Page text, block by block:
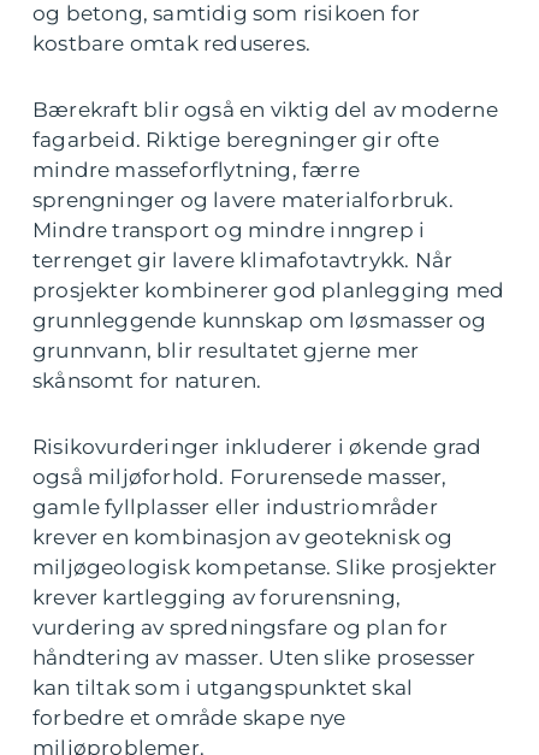
og betong, samtidig som risikoen for
kostbare omtak reduseres.
Bærekraft blir også en viktig del av moderne
fagarbeid. Riktige beregninger gir ofte
mindre masseforflytning, færre
sprengninger og lavere materialforbruk.
Mindre transport og mindre inngrep i
terrenget gir lavere klimafotavtrykk. Når
prosjekter kombinerer god planlegging med
grunnleggende kunnskap om løsmasser og
grunnvann, blir resultatet gjerne mer
skånsomt for naturen.
Risikovurderinger inkluderer i økende grad
også miljøforhold. Forurensede masser,
gamle fyllplasser eller industriområder
krever en kombinasjon av geoteknisk og
miljøgeologisk kompetanse. Slike prosjekter
krever kartlegging av forurensning,
vurdering av spredningsfare og plan for
håndtering av masser. Uten slike prosesser
kan tiltak som i utgangspunktet skal
forbedre et område skape nye
miljøproblemer.